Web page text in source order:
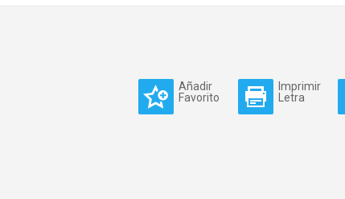
Añadir
Favorito
Imprimir
Letra